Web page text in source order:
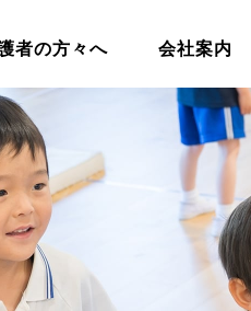
者の方々へ 会社案内